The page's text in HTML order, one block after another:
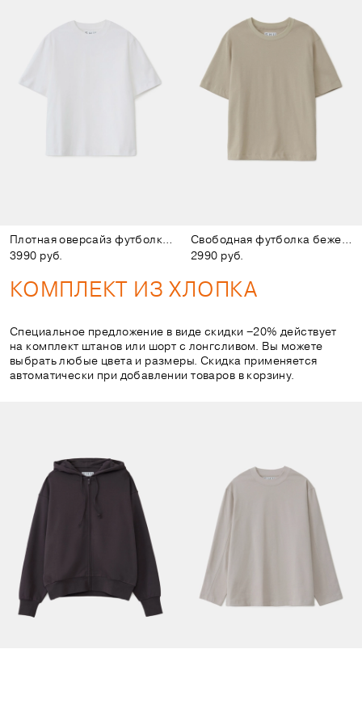
Плотная оверсайз футболка белая
3990 руб.
Свободная футболка бежевая
2990 руб.
КОМПЛЕКТ ИЗ ХЛОПКА
Специальное предложение в виде скидки −20% действует
на комплект штанов или шорт с лонгсливом. Вы можете
выбрать любые цвета и размеры. Скидка применяется
автоматически при добавлении товаров в корзину.